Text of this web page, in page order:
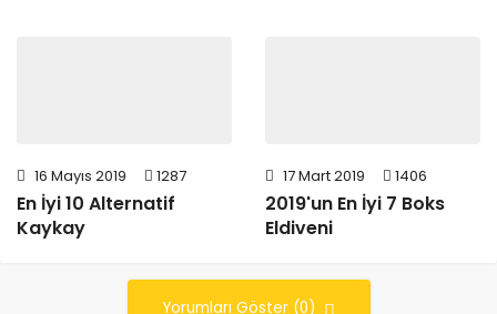
16 Mayıs 2019 1287
En İyi 10 Alternatif
Kaykay
17 Mart 2019 1406
2019'un En İyi 7 Boks
Eldiveni
Yorumları Göster (0)